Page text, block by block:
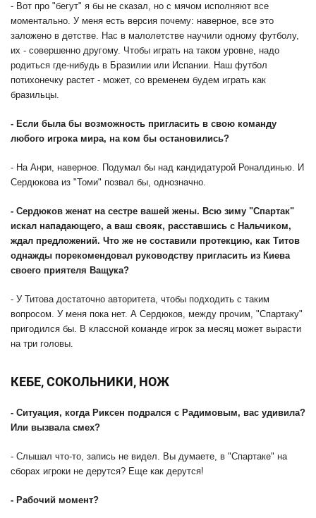
- Вот про "бегут" я бы не сказал, но с мячом исполняют все
моментально. У меня есть версия почему: наверное, все это
заложено в детстве. Нас в малолетстве научили одному футболу,
их - совершенно другому. Чтобы играть на таком уровне, надо
родиться где-нибудь в Бразилии или Испании. Наш футбол
потихонечку растет - может, со временем будем играть как
бразильцы.
- Если была бы возможность пригласить в свою команду
любого игрока мира, на ком бы остановились?
- На Анри, наверное. Подумал бы над кандидатурой Роналдинью. И
Сердюкова из "Томи" позвал бы, однозначно.
- Сердюков женат на сестре вашей жены. Всю зиму "Спартак"
искал нападающего, а ваш свояк, расставшись с Нальчиком,
ждал предложений. Что же не составили протекцию, как Титов
однажды порекомендовал руководству пригласить из Киева
своего приятеля Ващука?
- У Титова достаточно авторитета, чтобы подходить с таким
вопросом. У меня пока нет. А Сердюков, между прочим, "Спартаку"
пригодился бы. В классной команде игрок за месяц может вырасти
на три головы.
КЕБЕ, СОКОЛЬНИКИ, НОЖ
- Ситуация, когда Риксен подрался с Радимовым, вас удивила?
Или вызвала смех?
- Слышал что-то, запись не видел. Вы думаете, в "Спартаке" на
сборах игроки не дерутся? Еще как дерутся!
- Рабочий момент?